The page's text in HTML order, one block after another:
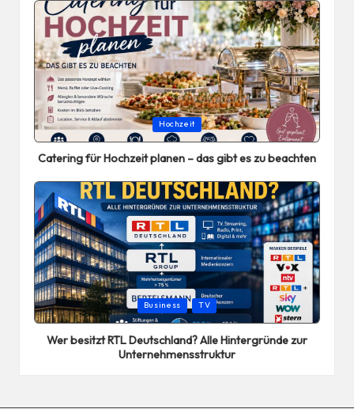
Posted
in
Hochzeit
Catering für Hochzeit planen – das gibt es zu beachten
Posted
in
Business TV
Wer besitzt RTL Deutschland? Alle Hintergründe zur
Unternehmensstruktur